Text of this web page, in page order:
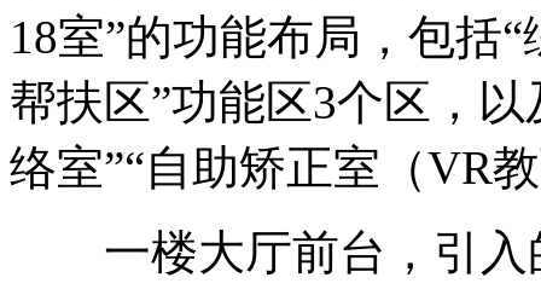
18室”的功能布局，包括
帮扶区”功能区3个区，
络室”“自助矫正室（VR
一楼大厅前台，引入